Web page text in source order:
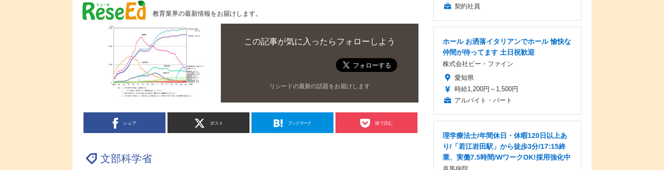
教育業界の最新情報をお届けします。
この記事が気に入ったらフォローしよう
リシードの最新の話題をお届けします
シェア ポスト ブックマーク 後で読む
文部科学省
契約社員
ホール お洒落イタリアンでホール 愉快な
仲間が待ってます 土日祝歓迎
株式会社ビー・ファイン
愛知県
時給1,200円～1,500円
アルバイト・パート
理学療法士/年間休日・休暇120日以上あ
り/「若江岩田駅」から徒歩3分/17:15終
業、実働7.5時間/WワークOK!採用強化中